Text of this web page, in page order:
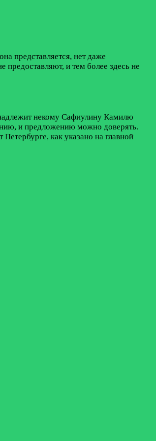
представляется, нет даже
и тем более здесь не
некому Сафиулину Камилю
и предложению можно доверять.
как указано на главной